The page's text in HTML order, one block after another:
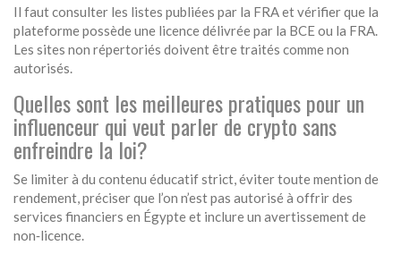
Il faut consulter les listes publiées par la FRA et vérifier que la
plateforme possède une licence délivrée par la BCE ou la FRA.
Les sites non répertoriés doivent être traités comme non
autorisés.
Quelles sont les meilleures pratiques pour un
influenceur qui veut parler de crypto sans
enfreindre la loi?
Se limiter à du contenu éducatif strict, éviter toute mention de
rendement, préciser que l’on n’est pas autorisé à offrir des
services financiers en Égypte et inclure un avertissement de
non‑licence.